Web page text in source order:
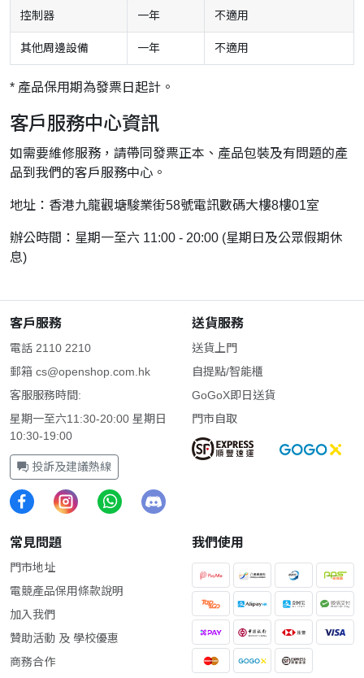
控制器 一年 不適用
其他周邊設備 一年 不適用
* 產品保用期為發票日起計。
客戶服務中心資訊
如需要維修服務，請帶同發票正本、產品包裝及有問題的產
品到我們的客戶服務中心。
地址：香港九龍觀塘駿業街58號電訊數碼大樓8樓01室
辦公時間：星期一至六 11:00 - 20:00 (星期日及公眾假期休
息)
客戶服務
電話 2110 2210
郵箱 cs@openshop.com.hk
客服服務時間:
星期一至六11:30-20:00 星期日
10:30-19:00
投訴及建議熱線
送貨服務
送貨上門
自提點/智能櫃
GoGoX即日送貨
門市自取
常見問題
門市地址
電競產品保用條款說明
加入我們
贊助活動 及 學校優惠
商務合作
我們使用